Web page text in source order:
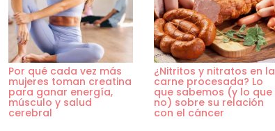
Por qué cada vez más
mujeres toman creatina
para ganar energía,
músculo y salud
cerebral
¿Nitritos y nitratos en la
carne procesada? Lo
que sabemos (y lo que
no) sobre su relación
con el cáncer